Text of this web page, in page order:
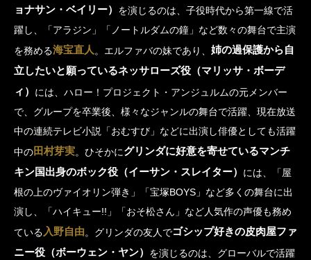
ョナサン・ベイリー） を演じるのは、子役時代から第一線で活
躍し、「アラジン」「ノートルダムの鐘」など数々の舞台で主演
を務める海宝直人。エルファバの妹であり、 姉の過保護から自
立したいと願っているネッサローズ役（マリッサ・ボーデ
ィ） には、ハロー！プロジェクト・アンジュルムの元メンバー
で、グループを卒業後、様々なジャンルの舞台で活躍、現在放送
中の連続テレビ小説「おむすび」などに出演し俳優としても活躍
中の田村芽実。ひそかにグリンダに好意を寄せているマンチ
キン国出身のボック役（イーサン・スレイター） には、「屋
根の上のヴァイオリン弾き」「宝塚BOYS」など多くの舞台に出
演し、「ハイキュー!!」「おそ松さん」など人気作の声優も務め
ている入野自由。グリンダの友人でゴシップ好きの皮肉屋ファ
ニー役（ボーウェン・ヤン） を演じるのは、グローバルで活躍